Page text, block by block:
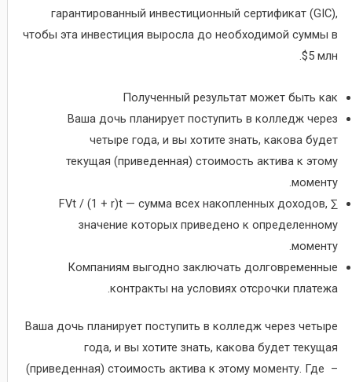
гарантированный инвестиционный сертификат (GIC),
чтобы эта инвестиция выросла до необходимой суммы в
$5 млн.
Полученный результат может быть как
Ваша дочь планирует поступить в колледж через
четыре года, и вы хотите знать, какова будет
текущая (приведенная) стоимость актива к этому
моменту.
∑ FVt / (1 + r)t — сумма всех накопленных доходов,
значение которых приведено к определенному
моменту.
Компаниям выгодно заключать долговременные
контракты на условиях отсрочки платежа.
Ваша дочь планирует поступить в колледж через четыре
года, и вы хотите знать, какова будет текущая
(приведенная) стоимость актива к этому моменту. Где –